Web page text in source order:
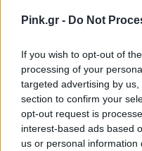
Pink.gr - Do Not
If you wish to opt-out of
processing of your
targeted advertising by
section to confirm your
opt-out request is
interest-based ads based
us or personal